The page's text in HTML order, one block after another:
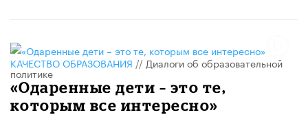
КАЧЕСТВО ОБРАЗОВАНИЯ // Диалоги об образовательной
политике
«Одаренные дети – это те,
которым все интересно»